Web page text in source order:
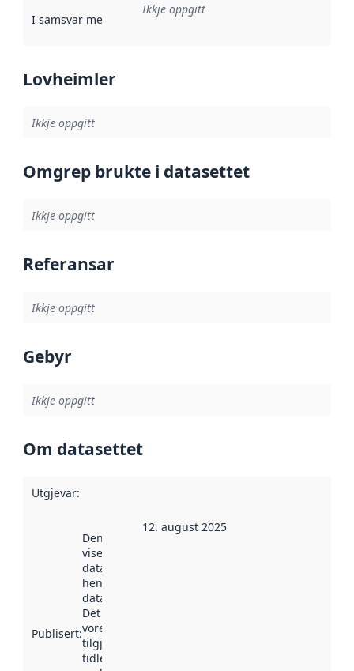
I samsvar med Referanse til ei implementeringsregel eller
Ikkje oppgitt
Lovheimler
Ikkje oppgitt
Omgrep brukte i datasettet
Ikkje oppgitt
Referansar
Ikkje oppgitt
Gebyr
Ikkje oppgitt
Om datasettet
Utgjevar:
Publisert:
Denne datoen
viser når
datasettet vart
henta inn av
data.norge.no.
Det kan ha
vore
tilgjengeleg
tidlegare
12. august 2025